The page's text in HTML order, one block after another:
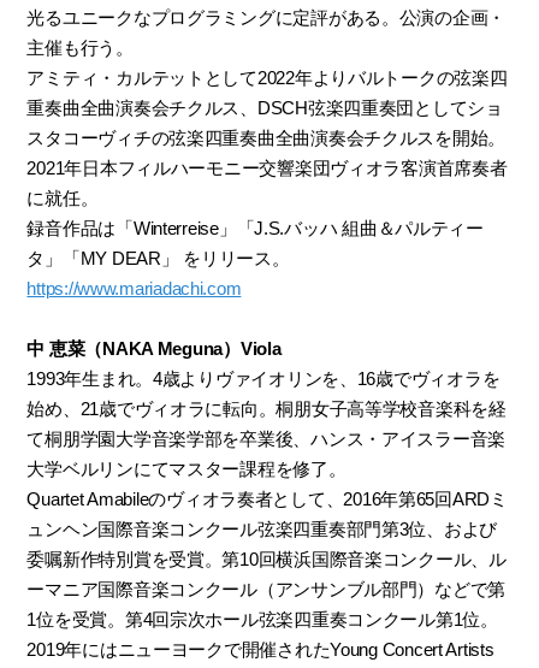
光るユニークなプログラミングに定評がある。公演の企画・
主催も行う。
アミティ・カルテットとして2022年よりバルトークの弦楽四
重奏曲全曲演奏会チクルス、DSCH弦楽四重奏団としてショ
スタコーヴィチの弦楽四重奏曲全曲演奏会チクルスを開始。
2021年日本フィルハーモニー交響楽団ヴィオラ客演首席奏者
に就任。
録音作品は「Winterreise」「J.S.バッハ 組曲＆パルティー
タ」「MY DEAR」 をリリース。
https://www.mariadachi.com
中 恵菜（NAKA Meguna）Viola
1993年生まれ。4歳よりヴァイオリンを、16歳でヴィオラを
始め、21歳でヴィオラに転向。桐朋女子高等学校音楽科を経
て桐朋学園大学音楽学部を卒業後、ハンス・アイスラー音楽
大学ベルリンにてマスター課程を修了。
Quartet Amabileのヴィオラ奏者として、2016年第65回ARDミ
ュンヘン国際音楽コンクール弦楽四重奏部門第3位、および
委嘱新作特別賞を受賞。第10回横浜国際音楽コンクール、ル
ーマニア国際音楽コンクール（アンサンブル部門）などで第
1位を受賞。第4回宗次ホール弦楽四重奏コンクール第1位。
2019年にはニューヨークで開催されたYoung Concert Artists